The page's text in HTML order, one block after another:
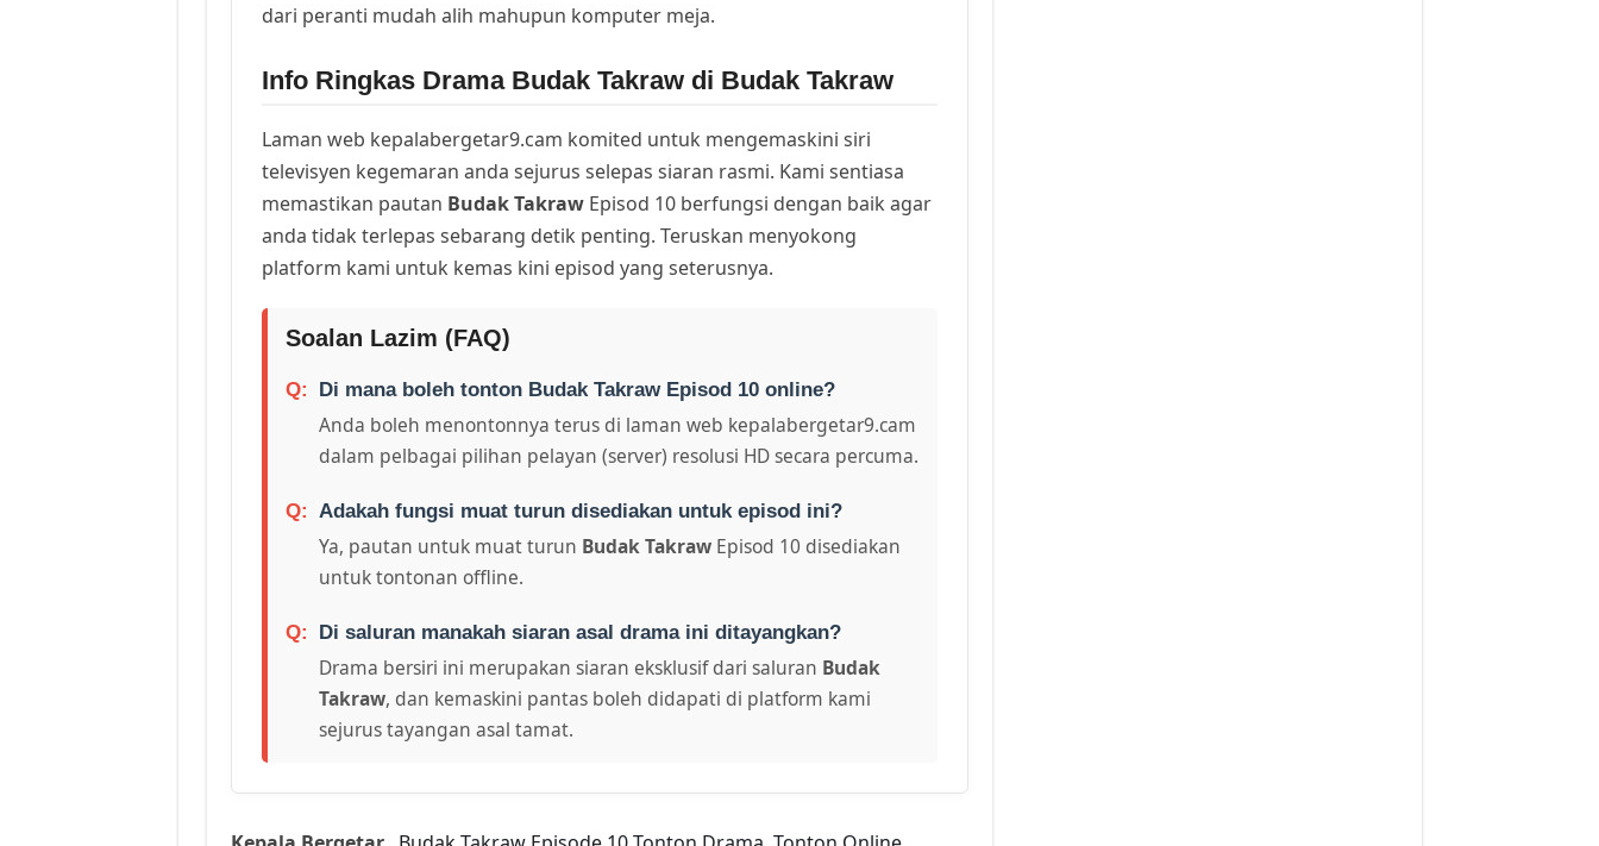
dari peranti mudah alih mahupun komputer meja.
Info Ringkas Drama Budak Takraw di Budak Takraw
Laman web kepalabergetar9.cam komited untuk mengemaskini siri
televisyen kegemaran anda sejurus selepas siaran rasmi. Kami sentiasa
memastikan pautan Budak TakrawEpisod 10 berfungsi dengan baik agar
anda tidak terlepas sebarang detik penting. Teruskan menyokong
platform kami untuk kemas kini episod yang seterusnya.
Soalan Lazim (FAQ)
Di mana boleh tonton Budak Takraw Episod 10 online?
Anda boleh menontonnya terus di laman web kepalabergetar9.cam
dalam pelbagai pilihan pelayan (server) resolusi HD secara percuma.
Adakah fungsi muat turun disediakan untuk episod ini?
Ya, pautan untuk muat turun Budak TakrawEpisod 10 disediakan
untuk tontonan offline.
Di saluran manakah siaran asal drama ini ditayangkan?
Drama bersiri ini merupakan siaran eksklusif dari saluran Budak
Takraw, dan kemaskini pantas boleh didapati di platform kami
sejurus tayangan asal tamat.